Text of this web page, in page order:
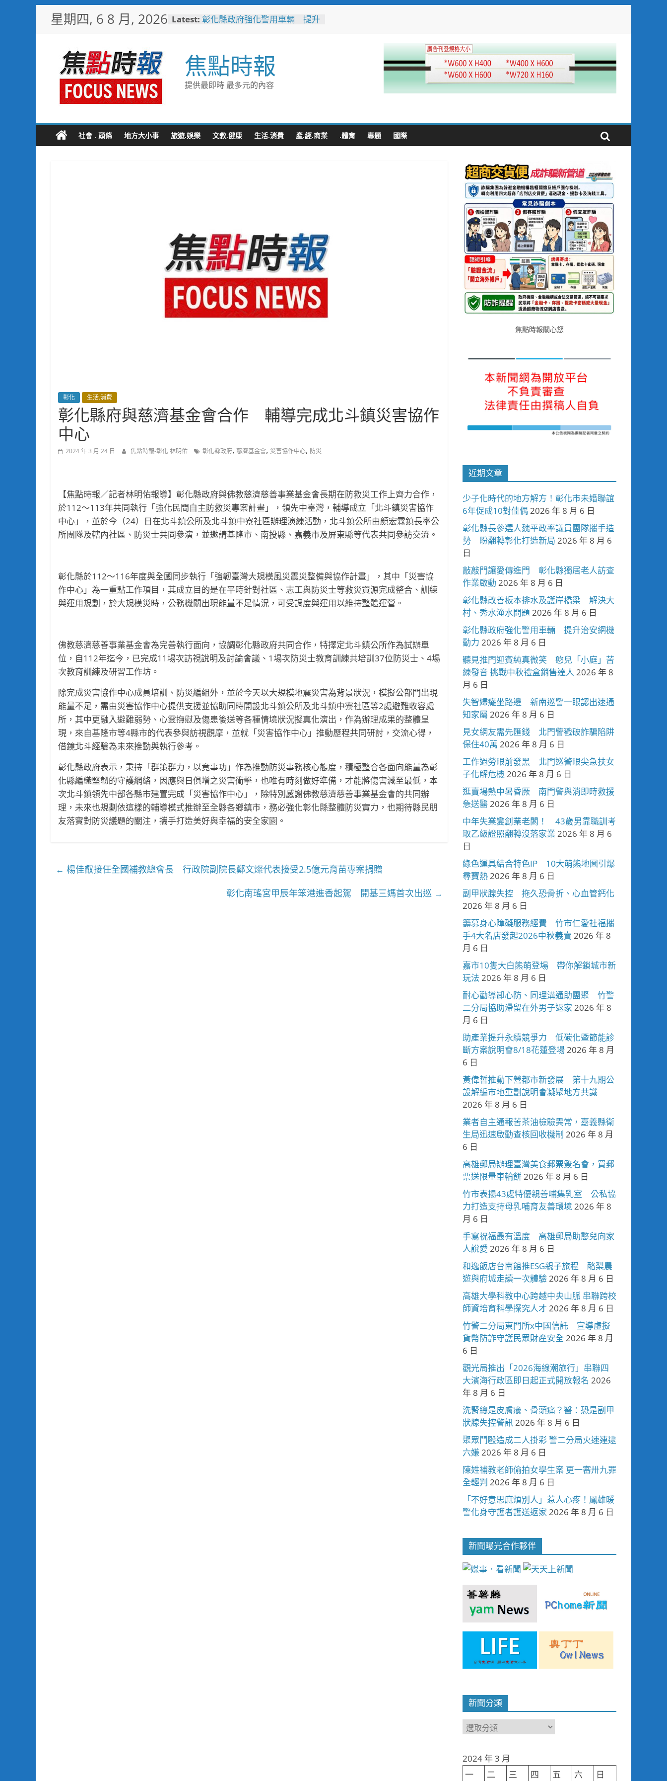
星期四, 6 8 月, 2026 Latest: 彰化縣政府強化警用車輛 提升
彰化縣長參選人魏平政率議員團
隊攜手造勢 盼翻轉彰化打造新
局
敲敲門讓愛傳進門 彰化縣獨居
焦點時報
提供最即時 最多元的內容
社會 . 頭條 地方大小事 旅遊.娛樂 文教.健康 生活.消費 產.經.商業 .體育 專題 國際
彰化 生活.消費
彰化縣府與慈濟基金會合作 輔導完成北斗鎮災害協作
中心
2024 年 3 月 24 日 焦點時報-彰化 林明佑 彰化縣政府, 慈濟基金會, 災害協作中心, 防災
【焦點時報／記者林明佑報導】彰化縣政府與佛教慈濟慈善事業基金會長期在防救災工作上齊力合作，
於112～113年共同執行「強化民間自主防救災專案計畫」，領先中臺灣，輔導成立「北斗鎮災害協作
中心」，並於今（24）日在北斗鎮公所及北斗鎮中寮社區辦理演練活動，北斗鎮公所由顏宏霖鎮長率公
所團隊及轄內社區、防災士共同參演，並邀請基隆市、南投縣、嘉義市及屏東縣等代表共同參訪交流。
彰化縣於112～116年度與全國同步執行「強韌臺灣大規模風災震災整備與協作計畫」，其中「災害協
作中心」為一重點工作項目，其成立目的是在平時針對社區、志工與防災士等救災資源完成整合、訓練
與運用規劃，於大規模災時，公務機關出現能量不足情況，可受調度與運用以維持整體運營。
佛教慈濟慈善事業基金會為完善執行面向，協調彰化縣政府共同合作，特擇定北斗鎮公所作為試辦單
位，自112年迄今，已完成11場次訪視說明及討論會議、1場次防災士教育訓練共培訓37位防災士、4場
次教育訓練及研習工作坊。
除完成災害協作中心成員培訓、防災編組外，並於今天以大規模地震災害為背景狀況，模擬公部門出現
能量不足，需由災害協作中心提供支援並協助同時開設北斗鎮公所及北斗鎮中寮社區等2處避難收容處
所，其中更融入避難弱勢、心靈撫慰及傷患後送等各種情境狀況擬真化演出，作為辦理成果的整體呈
現，來自基隆市等4縣市的代表參與訪視觀摩，並就「災害協作中心」推動歷程共同研討，交流心得，
借鏡北斗經驗為未來推動與執行參考。
彰化縣政府表示，秉持「群策群力，以竟事功」作為推動防災事務核心態度，積極整合各面向能量為彰
化縣編織堅韌的守護網絡，因應與日俱增之災害衝擊，也唯有時刻做好準備，才能將傷害減至最低，本
次北斗鎮領先中部各縣市建置完成「災害協作中心」，除特別感謝佛教慈濟慈善事業基金會的共同辦
理，未來也規劃依這樣的輔導模式推辦至全縣各鄉鎮市，務必強化彰化縣整體防災實力，也期待縣民朋
友落實對防災議題的關注，攜手打造美好與幸福的安全家園。
← 楊佳叡接任全國補教總會長 行政院副院長鄭文燦代表接受2.5億元育苗專案捐贈
彰化南瑤宮甲辰年笨港進香起駕 開基三媽首次出巡 →
焦點時報關心您
近期文章
少子化時代的地方解方！彰化市未婚聯誼
6年促成10對佳偶 2026 年 8 月 6 日
彰化縣長參選人魏平政率議員團隊攜手造
勢 盼翻轉彰化打造新局 2026 年 8 月 6
日
敲敲門讓愛傳進門 彰化縣獨居老人訪查
作業啟動 2026 年 8 月 6 日
彰化縣改善板本排水及護岸橋梁 解決大
村、秀水淹水問題 2026 年 8 月 6 日
彰化縣政府強化警用車輛 提升治安網機
動力 2026 年 8 月 6 日
聽見推門迎賓純真微笑 憨兒「小庭」苦
練發音 挑戰中秋禮盒銷售達人 2026 年 8
月 6 日
失智婦癱坐路邊 新南巡警一眼認出速通
知家屬 2026 年 8 月 6 日
見女網友需先匯錢 北門警戳破詐騙陷阱
保住40萬 2026 年 8 月 6 日
工作過勞眼前發黑 北門巡警眼尖急扶女
子化解危機2026 年 8 月 6 日
逛賣場熱中暑昏厥 南門警與消即時救援
急送醫2026 年 8 月 6 日
中年失業變創業老闆！ 43歲男靠職訓考
取乙級證照翻轉沒落家業 2026 年 8 月 6
日
綠色運具結合特色IP 10大萌熊地圖引爆
尋寶熱2026 年 8 月 6 日
副甲狀腺失控 拖久恐骨折、心血管鈣化
2026 年 8 月 6 日
籌募身心障礙服務經費 竹市仁愛社福攜
手4大名店發起2026中秋義賣 2026 年 8
月 6 日
嘉市10隻大白熊萌登場 帶你解鎖城市新
玩法 2026 年 8 月 6 日
耐心勸導卸心防、同理溝通助團聚 竹警
二分局協助滯留在外男子返家 2026 年 8
月 6 日
助產業提升永續競爭力 低碳化暨節能診
斷方案說明會8/18花蓮登場2026 年 8 月
6 日
黃偉哲推動下營都市新發展 第十九期公
設解編市地重劃說明會凝聚地方共識
2026 年 8 月 6 日
業者自主通報苦茶油檢驗異常，嘉義縣衛
生局迅速啟動查核回收機制 2026 年 8 月
6 日
高雄郵局辦理臺灣美食郵票簽名會，買郵
票送限量車輪餅2026 年 8 月 6 日
竹市表揚43處特優親善哺集乳室 公私協
力打造支持母乳哺育友善環境2026 年 8
月 6 日
手寫祝福最有溫度 高雄郵局助憨兒向家
人說愛 2026 年 8 月 6 日
和逸飯店台南館推ESG親子旅程 酪梨農
遊與府城走讀一次體驗2026 年 8 月 6 日
高雄大學科教中心跨越中央山脈 串聯跨校
師資培育科學探究人才 2026 年 8 月 6 日
竹警二分局東門所x中國信託 宣導虛擬
貨幣防詐守護民眾財產安全 2026 年 8 月
6 日
觀光局推出「2026海線潮旅行」串聯四
大濱海行政區即日起正式開放報名 2026
年 8 月 6 日
洗腎總是皮膚癢、骨頭痛？醫：恐是副甲
狀腺失控警訊2026 年 8 月 6 日
聚眾鬥毆造成二人掛彩 警二分局火速連逮
六嫌2026 年 8 月 6 日
陳姓補教老師偷拍女學生案 更一審卅九罪
全輕判 2026 年 8 月 6 日
「不好意思麻煩別人」惹人心疼！鳳雄暖
警化身守護者護送返家 2026 年 8 月 6 日
新聞曝光合作夥伴
新聞分類
新
類
2024 年 3 月
一
二 三 四 五 六 日